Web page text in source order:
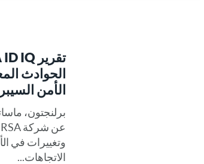
الحوادث
الأمن
وتغييرات في
الاتجاهات...